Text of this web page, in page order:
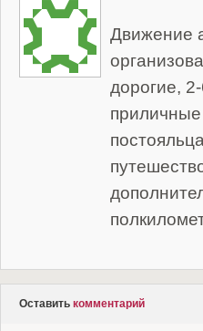
Движение
дорогие,
приличные
Оставить комментарий